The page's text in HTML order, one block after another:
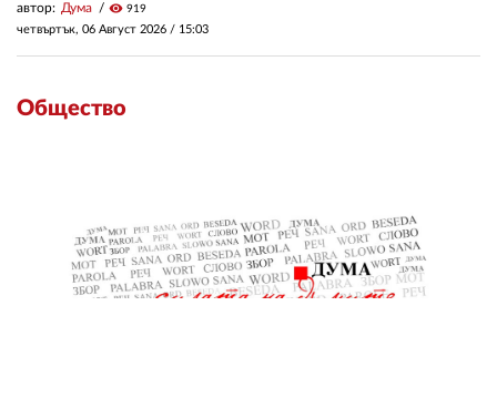
автор: Дума visibility 919
четвъртък, 06 Август 2026 / 15:03
Общество